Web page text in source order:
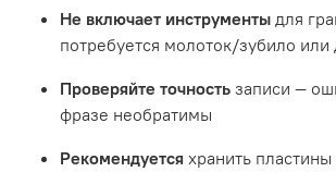
Не включает инструменты для
потребуется молоток/зубило
Проверяйте точность записи —
фразе необратимы
Рекомендуется хранить